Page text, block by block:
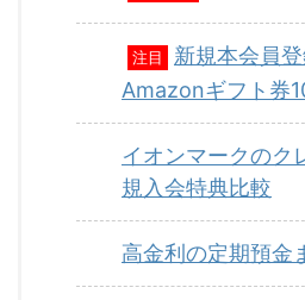
注目
新規本会員
Amazonギフト券
イオンマークのク
規入会特典比較
高金利の定期預金